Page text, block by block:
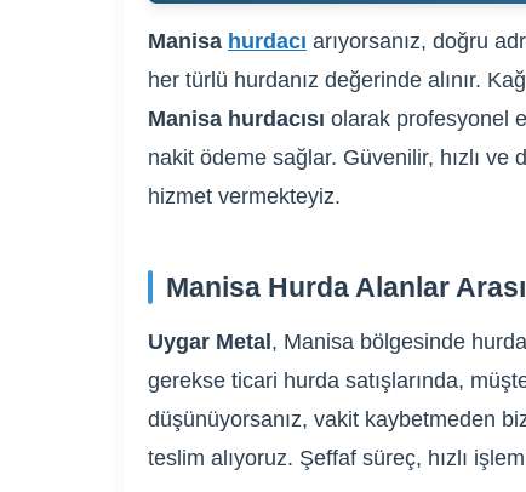
Manisa hurdacı arıyorsanız, doğru
her türlü hurdanız değerinde alınır.
Manisa hurdacısı olarak profesyonel
nakit ödeme sağlar. Güvenilir, hızlı ve
hizmet vermekteyiz.
Manisa Hurda Alanlar
Uygar Metal , Manisa bölgesinde
gerekse ticari hurda satışlarında,
düşünüyorsanız, vakit kaybetmeden
teslim alıyoruz. Şeffaf süreç, hızlı